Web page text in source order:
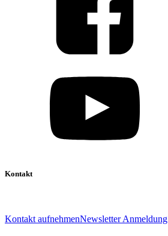
Kontakt
Kontakt aufnehmenNewsletter Anmeldung